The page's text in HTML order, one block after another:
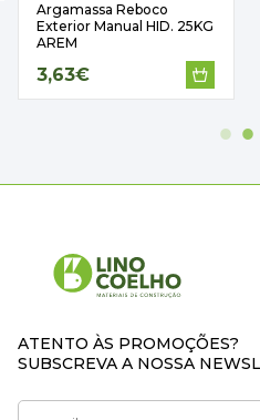
Argamassa Reboco
Exterior Manual HID. 25KG
AREM
3,63€
ATENTO ÀS PROMOÇÕES?
SUBSCREVA A NOSSA